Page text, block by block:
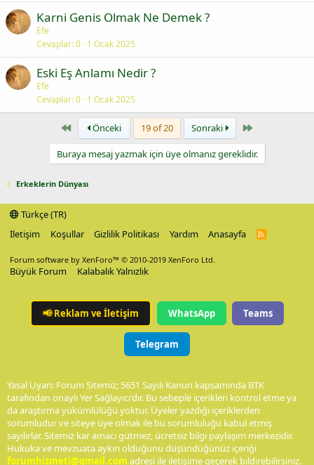
Karni Genis Olmak Ne Demek ?
Efe
Cevaplar 0 1 Ocak 2025
Eski Eş Anlamı Nedir ?
Efe
Cevaplar 0 1 Ocak 2025
First Önceki 19 of 20 Sonraki Last
Buraya mesaj yazmak için üye olmanız gereklidir.
Erkeklerin Dünyası
Türkçe (TR)
İletişim
Koşullar Gizlilik Politikası Yardım Anasayfa
R
Forum software by XenForo™ © 2010-2019 XenForo Ltd.
Büyük Forum Kalabalık Yalnızlık
📢Reklam ve İletişim WhatsApp Teams
Telegram
Yasal Uyarı: Forum Sitemiz; 5651 Sayılı Kanun kapsamında BTK
tarafından onaylı Yer Sağlayıcı'dır. Bu sebeple içerikleri kontrol etme ya
da araştırma yükümlülüğü yoktur. Üyeler yazdığı içeriklerden
sorumludur ve siteye üye olmak ile bu sorumluluğu kabul etmiş
sayılırlar. Sitemiz kar amacı gütmez, ücretsiz bilgi paylaşım merkezidir.
Hukuka ve mevzuata aykırı olduğunu düşündüğünüz içeriği
forumhizmeti@gmail.com adresi ile iletişime geçerek bildirebilirsiniz.